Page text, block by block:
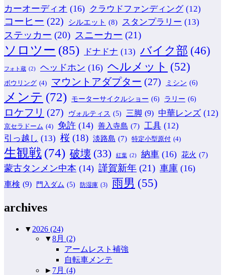
カーオーディオ (16) クラウドファンディング (12)
コーヒー (22) シルエット (8) スタンプラリー (13)
ステッカー (20) スニーカー (21)
ソロツー (85) ドナドナ (13) バイク部 (46)
フォト蔵 (2) ヘッドホン (16) ヘルメット (52)
ボウリング (4) マウントアダプター (27) ミシン (6)
メンテ (72) モーターサイクルショー (6) ラリー (6)
ロケフリ (27) ヴォルティス (5) 三脚 (9) 中華レンズ (12)
京セラドーム (4) 免許 (14) 善入寺島 (7) 工具 (12)
引っ越し (13) 桜 (18) 淡路島 (7) 特定小型原付 (4)
生観戦 (74) 破壊 (33) 紅葉 (2) 納車 (16) 花火 (7)
蒙古タンメン中本 (14) 謹賀新年 (21) 車庫 (16)
車検 (9) 門入ダム (5) 防湿庫 (3) 雨男 (55)
archives
▼ 2026 (24)
▼8月 (2)
アームレスト補強
自転車メンテ
► 7月 (4)